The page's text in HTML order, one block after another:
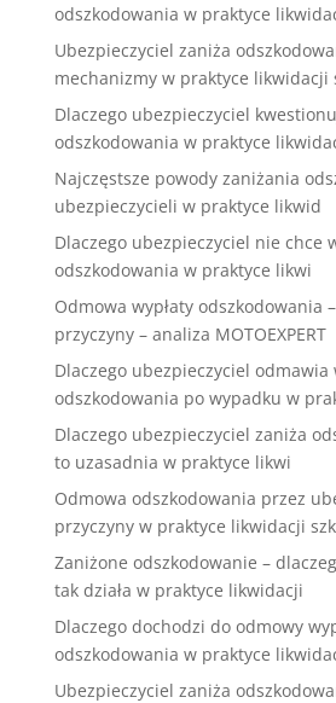
odszkodowania w praktyce
Ubezpieczyciel zaniża
mechanizmy w praktyce likwidacji
Dlaczego ubezpieczyciel
odszkodowania w praktyce
Najczęstsze powody zaniżania
ubezpieczycieli w praktyce likwid
Dlaczego ubezpieczyciel nie chce
odszkodowania w praktyce likwi
Odmowa wypłaty odszkodowania
przyczyny – analiza MOTOEXPERT
Dlaczego ubezpieczyciel odmawia
odszkodowania po wypadku w
Dlaczego ubezpieczyciel zaniża
to uzasadnia w praktyce likwi
Odmowa odszkodowania przez
przyczyny w praktyce likwidacji
Zaniżone odszkodowanie –
tak działa w praktyce likwidacji
Dlaczego dochodzi do odmowy
odszkodowania w praktyce
Ubezpieczyciel zaniża